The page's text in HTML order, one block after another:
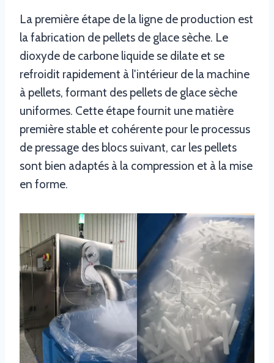
La première étape de la ligne de production est
la fabrication de pellets de glace sèche. Le
dioxyde de carbone liquide se dilate et se
refroidit rapidement à l'intérieur de la machine
à pellets, formant des pellets de glace sèche
uniformes. Cette étape fournit une matière
première stable et cohérente pour le processus
de pressage des blocs suivant, car les pellets
sont bien adaptés à la compression et à la mise
en forme.